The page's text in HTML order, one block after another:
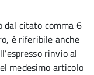
dal citato comma 6
è riferibile anche
rinvio al
medesimo articolo